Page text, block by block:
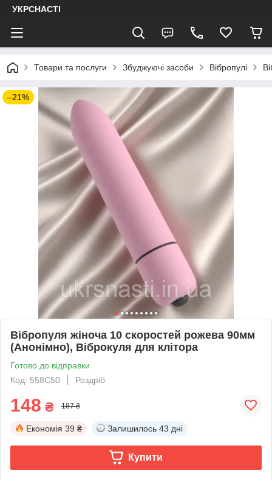
УКРСНАСТІ
Товари та послуги Збуджуючі засоби Вібропулі
–21%
Вібропуля жіноча 10 скоростей рожева 90мм
(Анонімно), Віброкуля для клітора
Готово до відправки
Код: 558C50
Роздріб
148 ₴ 187 ₴
Економія 39 ₴ Залишилось 43 дні
Купити